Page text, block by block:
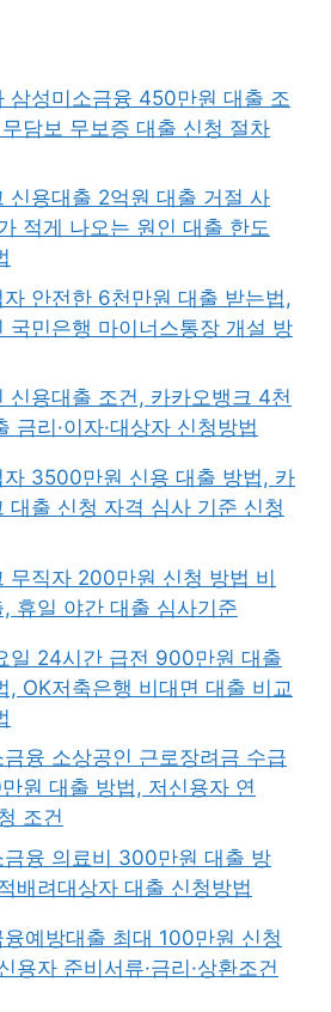
삼성미소금융 450만원 대출 조
담보 무보증 대출 신청 절차
신용대출 2억원 대출 거절 사
적게 나오는 원인 대출 한도
자 안전한 6천만원 대출 받는법,
국민은행 마이너스통장 개설 방
신용대출 조건, 카카오뱅크 4천
금리·이자·대상자 신청방법
자 3500만원 신용 대출 방법, 카
대출 신청 자격 심사 기준 신청
무직자 200만원 신청 방법 비
, 휴일 야간 대출 심사기준
일 24시간 급전 900만원 대출
, OK저축은행 비대면 대출 비교
금융 소상공인 근로장려금 수급
원 대출 방법, 저신용자 연
조건
금융 의료비 300만원 대출 방
배려대상자 대출 신청방법
융예방대출 최대 100만원 신청
용자 준비서류·금리·상환조건